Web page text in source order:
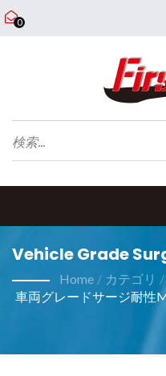
0
Vehicle Grade
Resistor 0.25W
MELF Resistor メー
Home / カテゴリ /
車両グレードサージ耐性